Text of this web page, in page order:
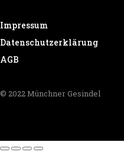
Impressum
Datenschutzerklärung
AGB
© 2022 Münchner Gesindel